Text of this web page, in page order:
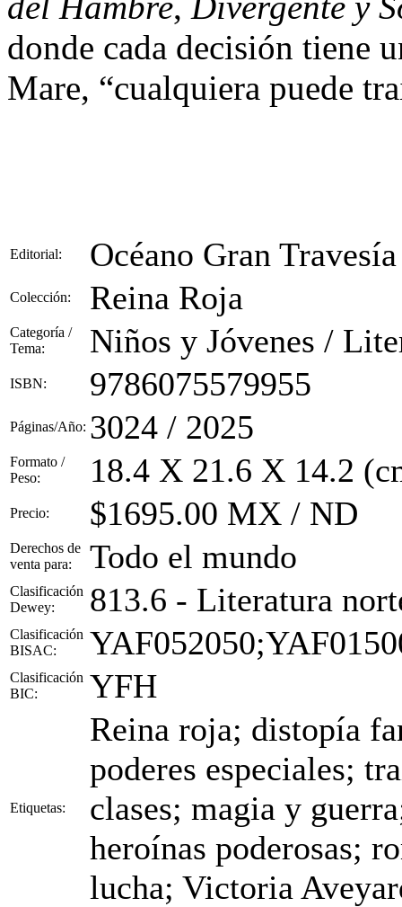
donde cada decisión tiene
Mare, “cualquiera puede
Editorial: Océano Gran Travesía
Colección: Reina Roja
Categoría /
Tema:
Niños y Jóvenes /
ISBN: 9786075579955
Páginas/Año: 3024 / 2025
Formato /
Peso:
18.4 X 21.6 X 14.2
Precio: $1695.00 MX / ND
Derechos de
venta para:
Todo el mundo
Clasificación
Dewey:
813.6 - Literatura
Clasificación
BISAC:
Clasificación
BIC:
YFH
Etiquetas:
Reina roja; distopía
poderes especiales;
clases; magia y
heroínas poderosas;
lucha; Victoria